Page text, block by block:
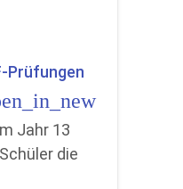
Prüfungen
Jahr 13
die